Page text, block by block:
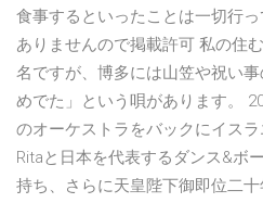
食事するといったことは一切行
ありませんので掲載許可 私の住
名ですが、博多には山笠や祝い
めでた」という唄があります。
のオーケストラをバックにイス
Ritaと日本を代表するダンス&ボ
持ち、さらに天皇陛下御即位二